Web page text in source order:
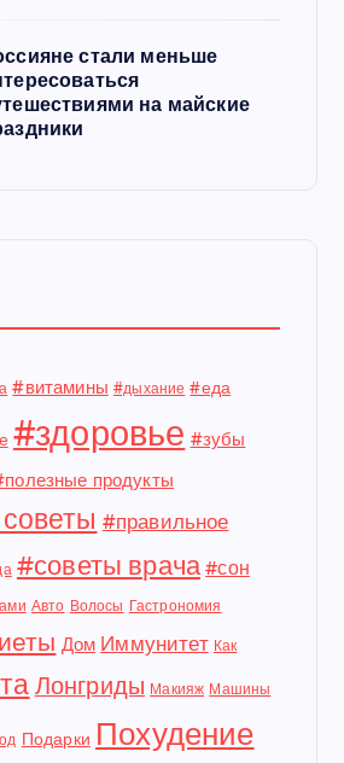
стали меньше
на майские
#витамины #дыхание #еда
#здоровье #зубы
продукты
#правильное
#советы врача #сон
Авто Волосы Гастрономия
Дом Иммунитет Как
Лонгриды Макияж Машины
Подарки Похудение